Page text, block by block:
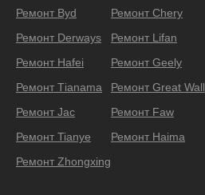
Ремонт Byd
Ремонт Derways
Ремонт Hafei
Ремонт Тianama
Ремонт Jac
Ремонт Tianye
Ремонт Zhongxing
Ремонт Chery
Ремонт Lifan
Ремонт Geely
Ремонт Great Wall
Ремонт Faw
Ремонт Haima